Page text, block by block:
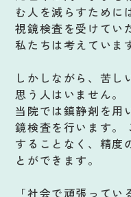
む人を減らすために
視鏡検査を受けてい
私たちは考えていま
しかしながら、苦し
思う人はいません。
当院では鎮静剤を用
鏡検査を行います。
することなく、精度
とができます。
「社会で頑張って